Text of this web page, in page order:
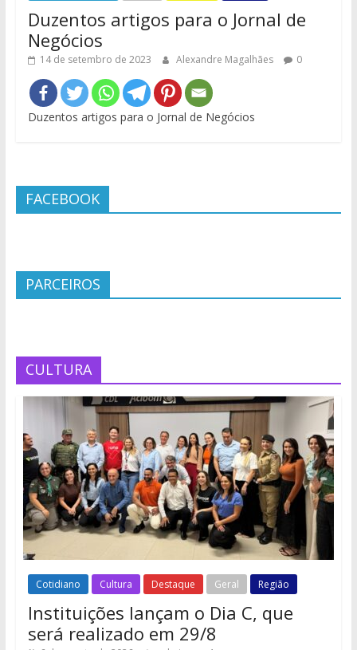
Duzentos artigos para o Jornal de
Negócios
14 de setembro de 2023 Alexandre Magalhães 0
Duzentos artigos para o Jornal de Negócios
FACEBOOK
PARCEIROS
CULTURA
Cotidiano Cultura Destaque Geral Região
Instituições lançam o Dia C, que
será realizado em 29/8